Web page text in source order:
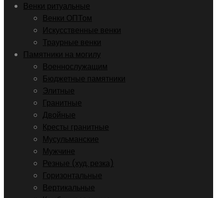
Венки ритуальные
Венки ОПТом
Искусственные венки
Траурные венки
Памятники на могилу
Военнослужащим
Бюджетные памятники
Элитные
Гранитные
Двойные
Кресты гранитные
Мусульманские
Мужчине
Резные (худ. резка)
Горизонтальные
Вертикальные